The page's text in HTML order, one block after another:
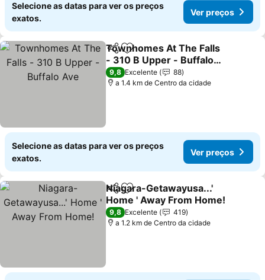
Selecione as datas para ver os preços
exatos.
Ver preços
PartilharAdicionar aos favoritos
Townhomes At The Falls
- 310 B Upper - Buffalo
Ave
Ver preços
9,8 Excelente
88
a 1.4 km de Centro da cidade
Selecione as datas para ver os preços
exatos.
Ver preços
PartilharAdicionar aos favoritos
Niagara-Getawayusa...'
Home ' Away From Home!
Ver preços
9,8 Excelente
419
a 1.2 km de Centro da cidade